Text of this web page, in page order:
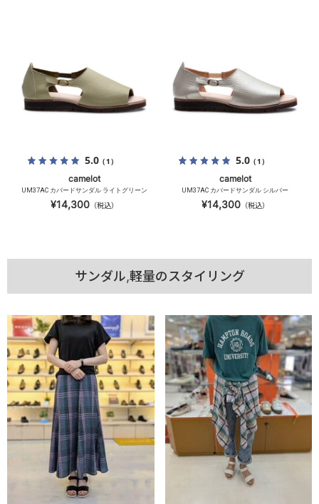
5.0（1）
camelot
UM37AC カバードサンダル ライトグリーン
¥14,300（税込）
5.0（1）
camelot
UM37AC カバードサンダル シルバー
¥14,300（税込）
サンダル,軽量のスタイリング